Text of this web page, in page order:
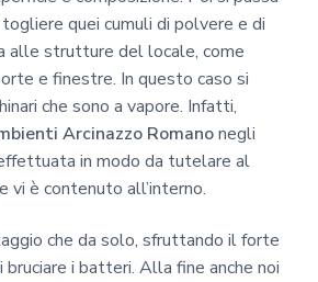
quei cumuli di polvere e di
alle strutture del locale, come
e finestre. In questo caso si
che sono a vapore. Infatti,
Arcinazzo Romanonegli
in modo da tutelare al
vi è contenuto all’interno.
che da solo, sfruttando il forte
i batteri. Alla fine anche noi